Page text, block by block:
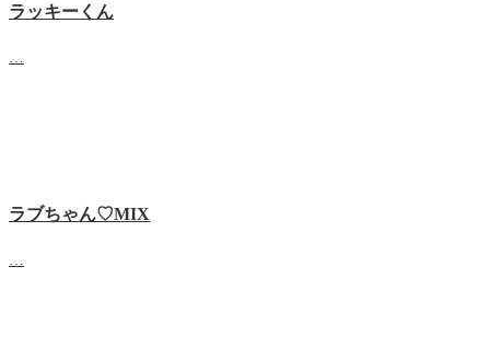
ラッキーくん
ラブちゃん♡MIX